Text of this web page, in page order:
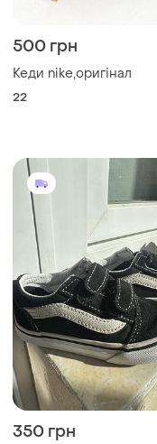
500 грн
Кеди nike,оригінал
22
350 грн